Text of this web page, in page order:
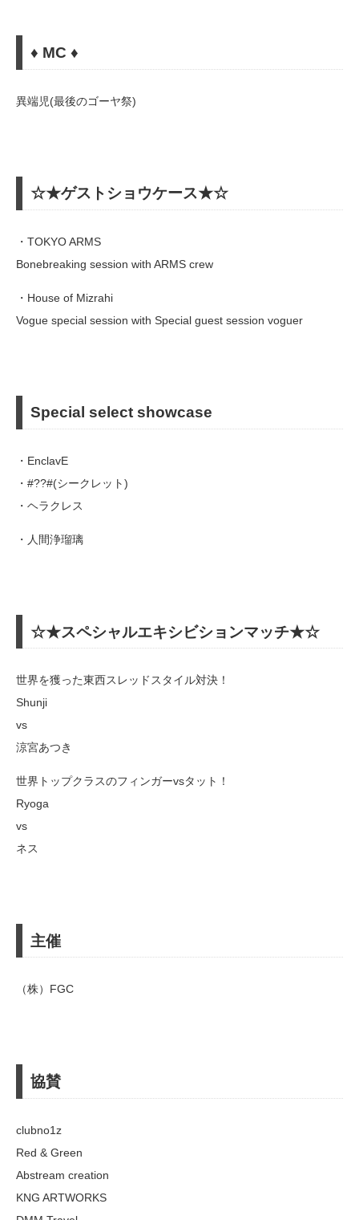
♦︎ MC ♦︎
異端児(最後のゴーヤ祭)
☆★ゲストショウケース★☆
・TOKYO ARMS
Bonebreaking session with ARMS crew
・House of Mizrahi
Vogue special session with Special guest session voguer
Special select showcase
・EnclavE
・#??#(シークレット)
・ヘラクレス
・人間浄瑠璃
☆★スペシャルエキシビションマッチ★☆
世界を獲った東西スレッドスタイル対決！
Shunji
vs
涼宮あつき
世界トップクラスのフィンガーvsタット！
Ryoga
vs
ネス
主催
（株）FGC
協賛
clubno1z
Red & Green
Abstream creation
KNG ARTWORKS